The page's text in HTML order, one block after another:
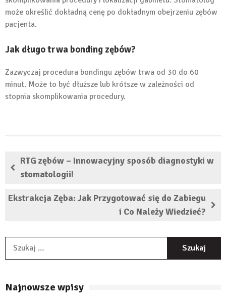
może określić dokładną cenę po dokładnym obejrzeniu zębów
pacjenta.
Jak długo trwa bonding zębów?
Zazwyczaj procedura bondingu zębów trwa od 30 do 60
minut. Może to być dłuższe lub krótsze w zależności od
stopnia skomplikowania procedury.
RTG zębów – Innowacyjny sposób diagnostyki w
stomatologii!
Ekstrakcja Zęba: Jak Przygotować się do Zabiegu
i Co Należy Wiedzieć?
Najnowsze wpisy